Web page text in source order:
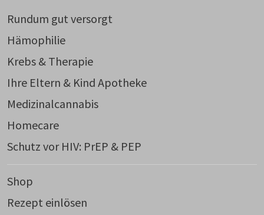
Rundum gut versorgt
Hämophilie
Krebs & Therapie
Ihre Eltern & Kind Apotheke
Medizinalcannabis
Homecare
Schutz vor HIV: PrEP & PEP
Shop
Rezept einlösen